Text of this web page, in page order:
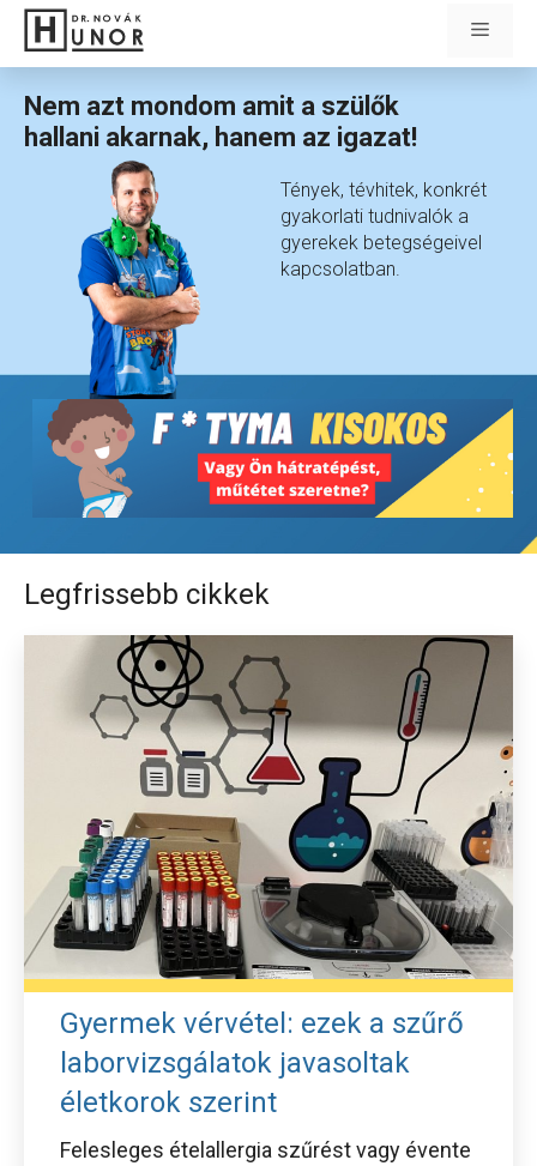
Kilépés
tartalomba
Menü
Nem azt mondom amit a szülők
hallani akarnak, hanem az igazat!
Tények, tévhitek, konkrét
gyakorlati tudnivalók a
gyerekek betegségeivel
kapcsolatban.
Legfrissebb cikkek
Gyermek vérvétel: ezek a szűrő
laborvizsgálatok javasoltak
életkorok szerint
Felesleges ételallergia szűrést vagy évente